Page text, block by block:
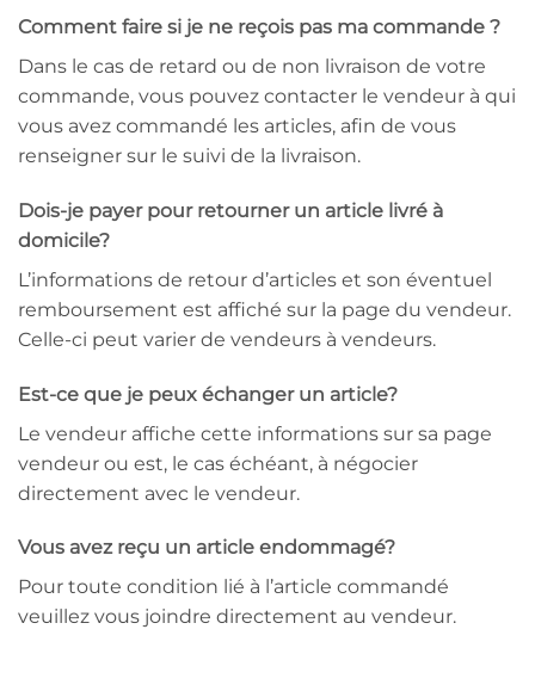
Comment faire si je ne reçois pas ma commande ?
Dans le cas de retard ou de non livraison de votre
commande, vous pouvez contacter le vendeur à qui
vous avez commandé les articles, afin de vous
renseigner sur le suivi de la livraison.
Dois-je payer pour retourner un article livré à
domicile?
L’informations de retour d’articles et son éventuel
remboursement est affiché sur la page du vendeur.
Celle-ci peut varier de vendeurs à vendeurs.
Est-ce que je peux échanger un article?
Le vendeur affiche cette informations sur sa page
vendeur ou est, le cas échéant, à négocier
directement avec le vendeur.
Vous avez reçu un article endommagé?
Pour toute condition lié à l’article commandé
veuillez vous joindre directement au vendeur.